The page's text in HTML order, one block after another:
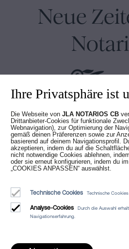
Neue
Juan Madridejos
Luis Alberto Álvarez
Notare von Barcelona und Online-
Wer wir sind
Rechtlicher
Ihre Privatsphäre ist
Die Webseite vonJLA NOTARIOS CB
Drittanbieter-Cookies für funktionale
Webnavigation), zur Optimierung der
gemäß deinen Präferenzen sowie zur
basierend auf deinem Navigationsprofil.
akzeptieren, indem du auf die
nicht notwendige Cookies ablehnen,
oder sie erneut konfigurieren, indem du
„COOKIES ANPASSEN“ auswählst.
Technische Cookies Technische Cookies
Analyse-Cookies
Durch die Auswahl
Navigationserfahrung.